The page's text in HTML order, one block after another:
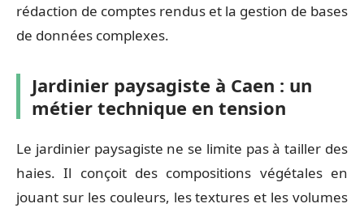
rédaction de comptes rendus et la gestion de bases
de données complexes.
Jardinier paysagiste à Caen : un
métier technique en tension
Le jardinier paysagiste ne se limite pas à tailler des
haies. Il conçoit des compositions végétales en
jouant sur les couleurs, les textures et les volumes